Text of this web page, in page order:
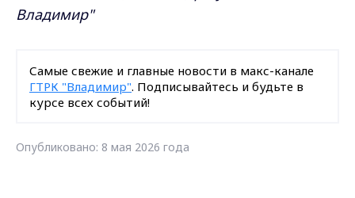
Владимир"
Самые свежие и главные новости в макс-канале
ГТРК "Владимир". Подписывайтесь и будьте в
курсе всех событий!
Опубликовано: 8 мая 2026 года